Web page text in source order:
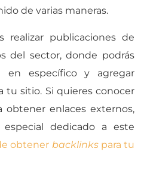
de varias maneras.
realizar publicaciones de
del sector, donde podrás
específico y agregar
tu sitio. Si quieres conocer
obtener enlaces externos,
dedicado a este
obtener backlinkspara tu